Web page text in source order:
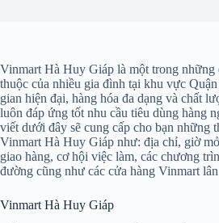
Vinmart Hà Huy Giáp là một trong những
thuộc của nhiều gia đình tại khu vực
gian hiện đại, hàng hóa đa dạng và chất
luôn đáp ứng tốt nhu cầu tiêu dùng hàng
viết dưới đây sẽ cung cấp cho bạn những
Vinmart Hà Huy Giáp như: địa chỉ, giờ
giao hàng, cơ hội việc làm, các chương
đường cũng như các cửa hàng Vinmart
Vinmart Hà Huy Giáp